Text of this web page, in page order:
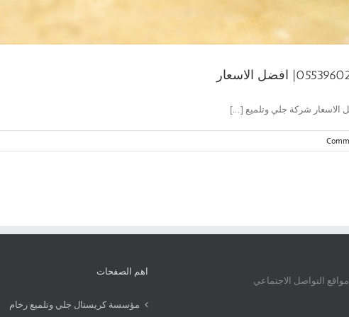
مواقع التواصل الاجتماعي
اهم الصفحات
مؤسسة كريستال جلي وتلميع رخام